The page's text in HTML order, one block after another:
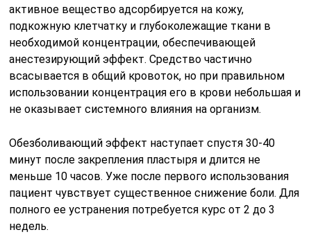
активное вещество адсорбируется на кожу,
подкожную клетчатку и глубоколежащие ткани в
необходимой концентрации, обеспечивающей
анестезирующий эффект. Средство частично
всасывается в общий кровоток, но при правильном
использовании концентрация его в крови небольшая и
не оказывает системного влияния на организм.
Обезболивающий эффект наступает спустя 30-40
минут после закрепления пластыря и длится не
меньше 10 часов. Уже после первого использования
пациент чувствует существенное снижение боли. Для
полного ее устранения потребуется курс от 2 до 3
недель.